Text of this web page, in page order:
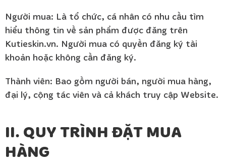
Người mua: Là tổ chức, cá nhân có nhu cầu tìm
hiểu thông tin về sản phẩm được đăng trên
Kutieskin.vn. Người mua có quyền đăng ký tài
khoản hoặc không cần đăng ký.
Thành viên: Bao gồm người bán, người mua hàng,
đại lý, cộng tác viên và cả khách truy cập Website.
II. QUY TRÌNH ĐẶT MUA
HÀNG